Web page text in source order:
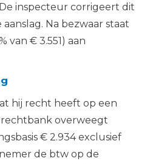
inspecteur corrigeert dit
Na bezwaar staat
van € 3.551) aan
hij recht heeft op een
rechtbank overweegt
€ 2.934 exclusief
de btw op de